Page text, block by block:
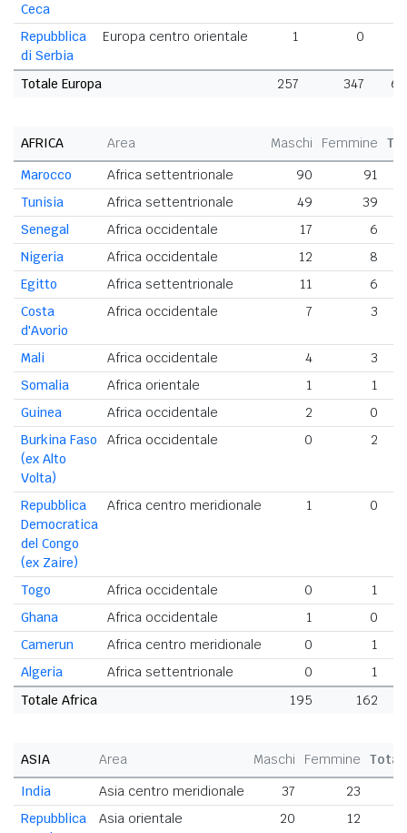
Ceca
Repubblica
di Serbia
Europa centro orientale 1 0
Totale Europa 257 347
AFRICA Area Maschi Femmine
Marocco
Africa settentrionale 90
91
Tunisia
Africa settentrionale 49
39
Senegal
Africa occidentale 17
6
Nigeria
Africa occidentale 12
8
Egitto
Africa settentrionale 11
6
Costa
d'Avorio
Africa occidentale 7 3
Mali Africa occidentale 4
3
Somalia
Africa orientale 1
1
Guinea
Africa occidentale 2
0
Burkina Faso
(ex Alto
Volta)
Africa occidentale 0 2
Repubblica
Democratica
del Congo
(ex Zaire)
Africa centro meridionale 1 0
Togo Africa occidentale 0
1
Ghana
Africa occidentale 1
0
Camerun
Africa centro meridionale 0
1
Algeria
Africa settentrionale 0
1
Totale Africa
195 162
ASIA Area Maschi Femmine
India
Asia centro meridionale 37 23
Repubblica
Asia orientale 20 12